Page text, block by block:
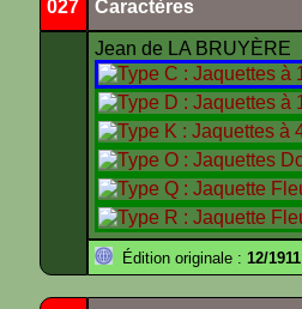
027 Caractères
Jean de LA BRUYÈRE
Édition originale : 12/1911